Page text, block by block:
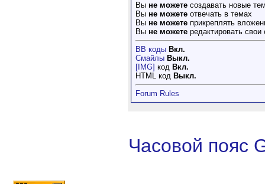
Вы не можете создавать новые
Вы не можете отвечать в темах
Вы не можете прикреплять
Вы не можете редактировать
BB коды Вкл.
Смайлы Выкл.
[IMG] код Вкл.
HTML код Выкл.
Forum Rules
Часовой пояс